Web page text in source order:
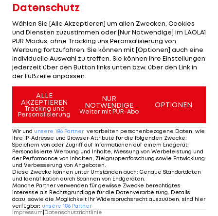
Nationalspieler ein Rekordvertrag angeboten,
der ihm ein wöchentliches Salär von knapp
weniger als 300.000 Euro einbringen soll. Damit
würde Martial den aktuellen Spitzenverdiener Erik
Lamela ablösen, der seit seiner Ankunft in der
griechischen Hauptstadt bei einem
Wochengehalt von knapp über 200.000 Euro hält.
in Griechenland an
International
Mehr zum Thema
Datenschutz
Wählen Sie [Alle Akzeptieren] um allen Zwecken, Cookies
und Diensten zuzustimmen oder [Nur Notwendige] im LAOLA1
PUR Modus, ohne Tracking uns Peronsalisierung von
Werbung fortzufahren. Sie können mit [Optionen] auch eine
individuelle Auswahl zu treffen. Sie können Ihre Einstellungen
jederzeit über den Button links unten bzw. über den Link in
der Fußzeile anpassen.
ALLE
AKZEPTIEREN
Tracking und
Personalisierung
NUR
NOTWENDIGE
Weiter mit PUR-Abo
OPTIONEN
Wir und unsere 186 Partner verarbeiten personenbezogene Daten, wie
Ihre IP-Adresse und Browser-Attribute für die folgenden Zwecke:
Speichern von oder Zugriff auf Informationen auf einem Endgerät;
Personalisierte Werbung und Inhalte, Messung von Werbeleistung und
der Performance von Inhalten, Zielgruppenforschung sowie Entwicklung
und Verbesserung von Angeboten
Diese Zwecke können unter Umständen auch: Genaue Standortdaten
und Identifikation durch Scannen von Endgeräten
Manche Partner verwenden für gewisse Zwecke berechtigtes
Interesse als Rechtsgrundlage für die Datenverarbeitung. Details
dazu, sowie die Möglichkeit Ihr Widerspruchsrecht auszuüben, sind hier
verfügbar: unsere 186 Partner
Impressum|Datenschutzrichtlinie